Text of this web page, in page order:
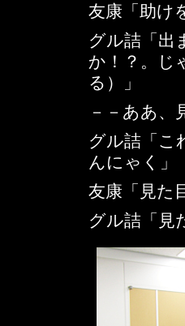
友康「助け
グル詰「出
か！？。じ
る）」
－－ああ、
グル詰「こ
んにゃく」
友康「見た
グル詰「